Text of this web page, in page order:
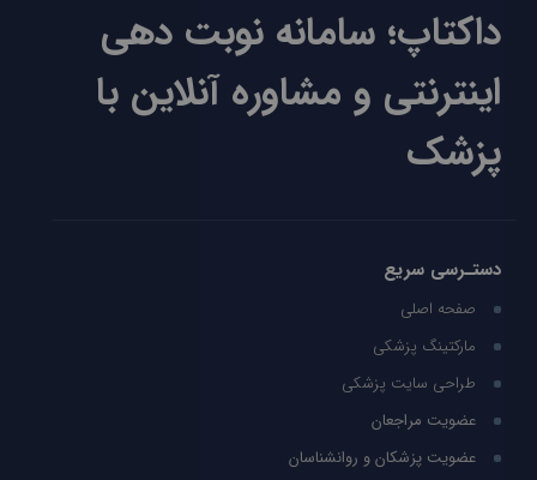
داکتاپ؛ سامانه نوبت دهی
اینترنتی و مشاوره آنلاین با
پزشک
دستـرسی سریع
صفحه اصلی
مارکتینگ پزشکی
طراحی سایت پزشکی
عضویت مراجعان
عضویت پزشکان و روانشناسان